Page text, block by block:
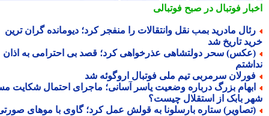
فوتبال در صبح فوتبالی
مادرید بمب نقل وانتقالات را منفجر کرد؛ دیومانده گران ترین
تاریخ شد
سحر دولتشاهی عذرخواهی کرد؛ قصد بی احترامی به اذان
سرمربی تیم ملی فوتبال اروگوئه شد
بزرگ درباره وضعیت یاسر آسانی؛ ماجرای احتمال شکایت مس
بابک از استقلال چیست؟
ستاره بارسلونا به قولش عمل کرد؛ گاوی با موهای صورتی!